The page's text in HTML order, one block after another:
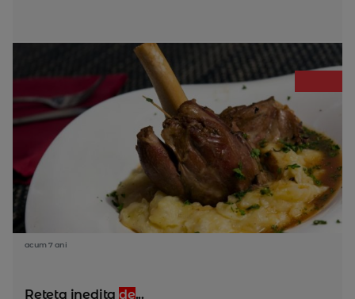
acum 7 ani
Reteta ineditade...